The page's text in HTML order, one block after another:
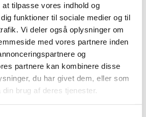
tilpasse vores indhold og
funktioner til sociale medier og til
Vi deler også oplysninger om
med vores partnere inden
og
partnere kan kombinere disse
du har givet dem, eller som
brug af deres tjenester.
prøve på særlige vilkår ved de
i 9. og 10. klasse.
af it-hjælpemidler
hjælpemiddel er klar til prøven.